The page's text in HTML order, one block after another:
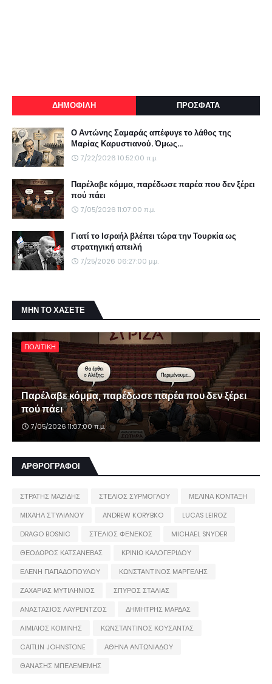
ΔΗΜΟΦΙΛΗ ΠΡΟΣΦΑΤΑ
Ο Αντώνης Σαμαράς απέφυγε το λάθος της
Μαρίας Καρυστιανού. Όμως...
7/22/2026 10:52:00 π.μ.
Παρέλαβε κόμμα, παρέδωσε παρέα που δεν ξέρει
πού πάει
7/05/2026 11:07:00 π.μ.
Γιατί το Ισραήλ βλέπει τώρα την Τουρκία ως
στρατηγική απειλή
7/25/2026 06:27:00 μ.μ.
ΜΗΝ ΤΟ ΧΑΣΕΤΕ
ΠΟΛΙΤΙΚΗ
Παρέλαβε κόμμα, παρέδωσε παρέα που δεν ξέρει
πού πάει
7/05/2026 11:07:00 π.μ.
ΑΡΘΡΟΓΡΑΦΟΙ
ΣΤΡΑΤΗΣ ΜΑΖΙΔΗΣ ΣΤΕΛΙΟΣ ΣΥΡΜΟΓΛΟΥ
ΜΕΛΙΝΑ ΚΟΝΤΑΞΗ
ΜΙΧΑΗΛ ΣΤΥΛΙΑΝΟΥ
ANDREW KORYBKO
LUCAS LEIROZ
DRAGO BOSNIC
ΣΤΕΛΙΟΣ ΦΕΝΕΚΟΣ
MICHAEL SNYDER
ΘΕΟΔΩΡΟΣ ΚΑΤΣΑΝΕΒΑΣ
ΚΡΙΝΙΩ ΚΑΛΟΓΕΡΙΔΟΥ
ΕΛΕΝΗ ΠΑΠΑΔΟΠΟΥΛΟΥ
ΚΩΝΣΤΑΝΤΙΝΟΣ ΜΑΡΓΕΛΗΣ
ΖΑΧΑΡΙΑΣ ΜΥΤΙΛΗΝΙΟΣ
ΣΠΥΡΟΣ ΣΤΑΛΙΑΣ
ΑΝΑΣΤΑΣΙΟΣ ΛΑΥΡΕΝΤΖΟΣ
ΔΗΜΗΤΡΗΣ ΜΑΡΔΑΣ
ΑΙΜΙΛΙΟΣ ΚΟΜΙΝΗΣ
ΚΩΝΣΤΑΝΤΙΝΟΣ ΚΟΥΣΑΝΤΑΣ
CAITLIN JOHNSTONE
ΑΘΗΝΑ ΑΝΤΩΝΙΑΔΟΥ
ΘΑΝΑΣΗΣ ΜΠΕΛΕΜΕΜΗΣ